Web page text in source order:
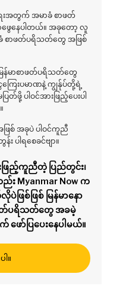
အတွက် အမာခံ စာဖတ်
ေနေပါတယ်။ အခုတော့ လူ
ခံ စာဖတ်ပရိသတ်တွေ အဖြစ်
ြန်မာစာဖတ်ပရိသတ်တွေ
ေးပမာဏနဲ့ ကျွန်ုပ်တို့ရဲ့
ပါဝင်အားဖြည့်ပေးပါ
ဖြစ် အခုပဲ ပါဝင်ကူညီ
ပါရစေခင်ဗျာ။
ြည့်ကူညီတဲ့ ပြည်တွင်း၊
း Myanmar Now က
ြစ်ဖြစ် မြန်မာနော
ဖတ်ပရိသတ်တွေ အခမဲ့
ာ်ပြပေးနေပါမယ်။
။